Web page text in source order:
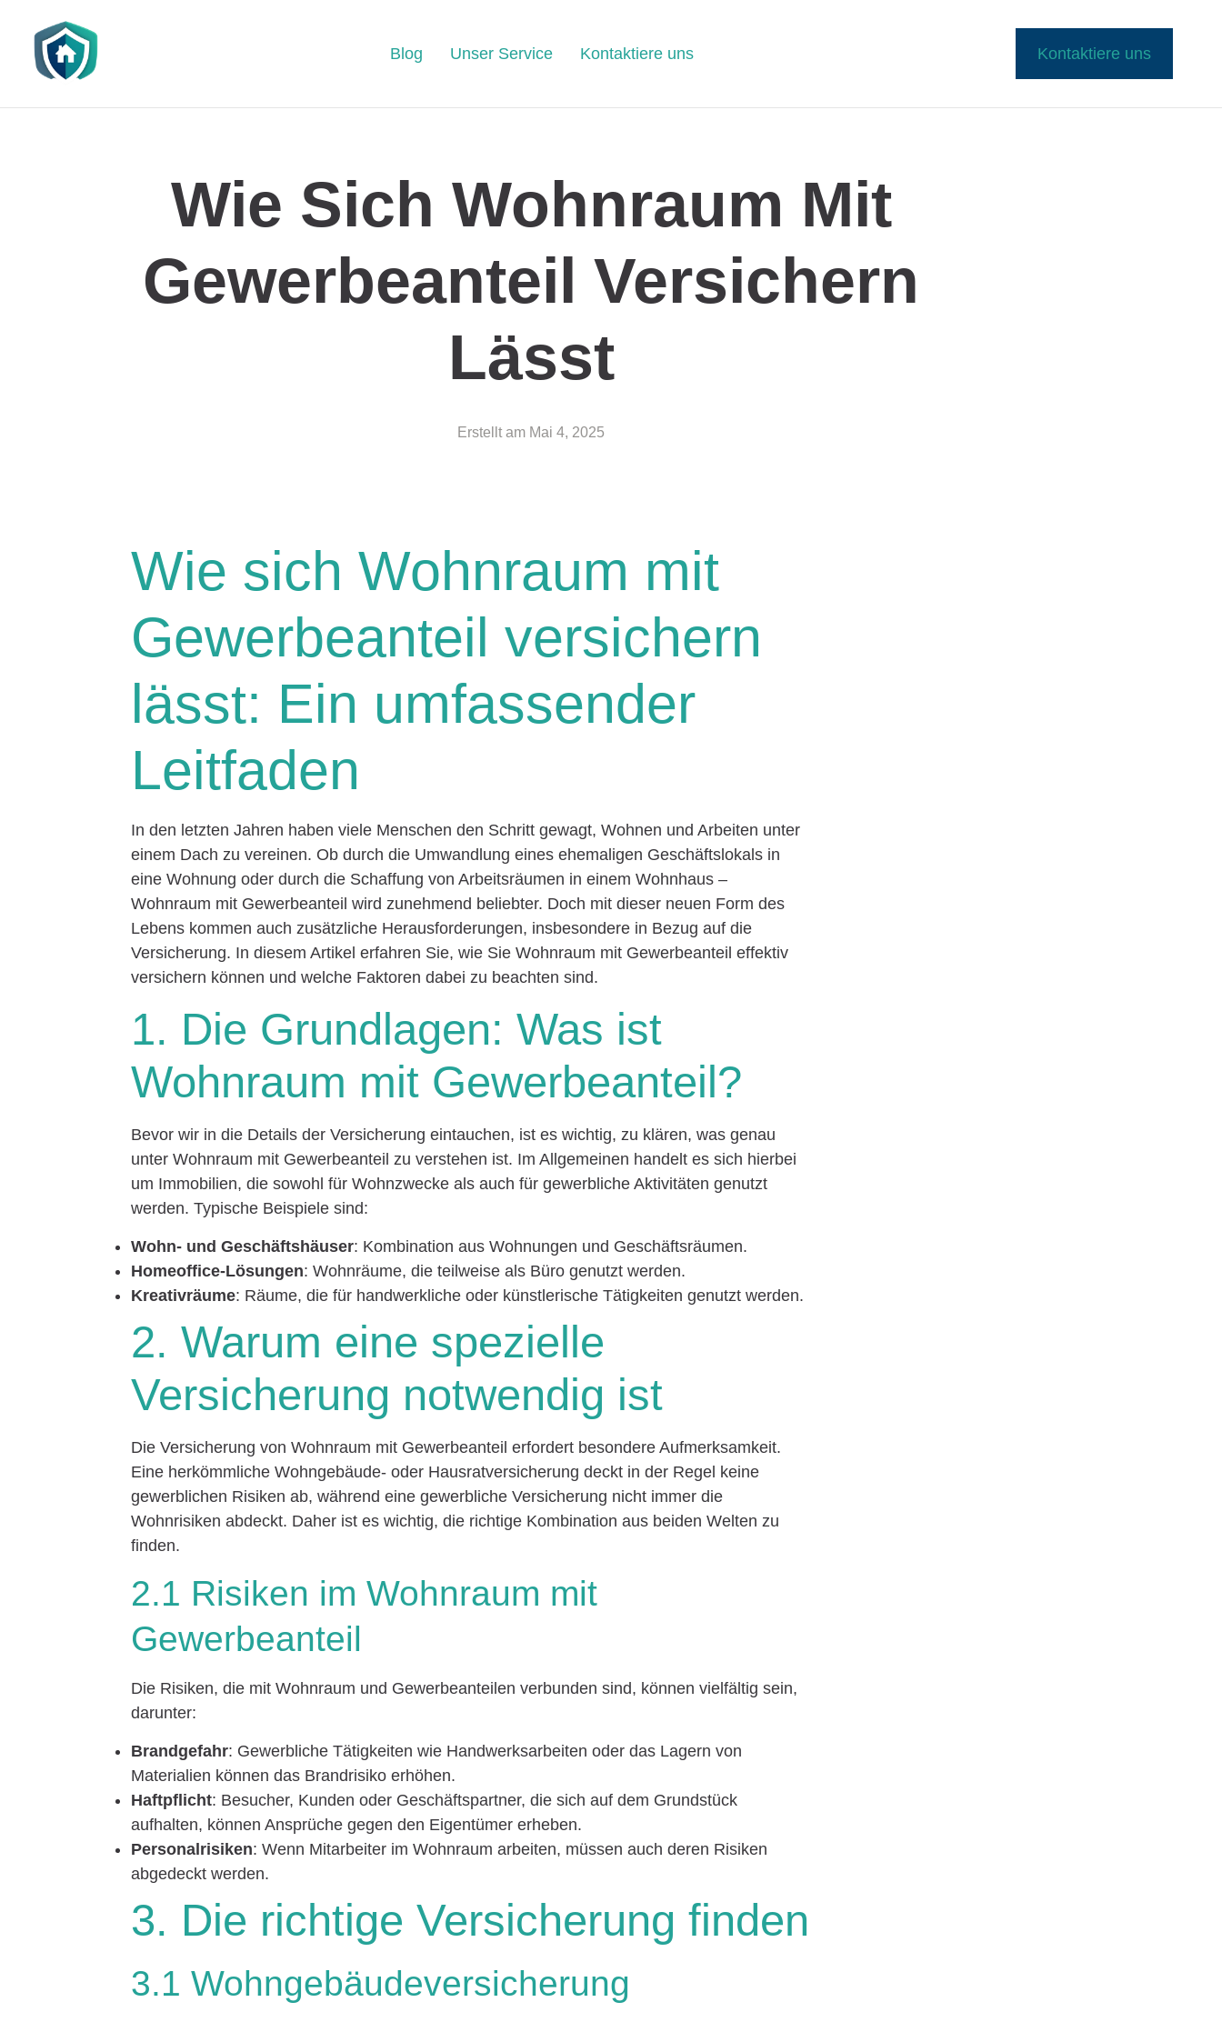
Blog Unser Service Kontaktiere uns Kontaktiere uns
Wie Sich Wohnraum Mit
Gewerbeanteil Versichern
Lässt
Erstellt am Mai 4, 2025
Wie sich Wohnraum mit
Gewerbeanteil versichern
lässt: Ein umfassender
Leitfaden
In den letzten Jahren haben viele Menschen den Schritt gewagt, Wohnen und Arbeiten unter
einem Dach zu vereinen. Ob durch die Umwandlung eines ehemaligen Geschäftslokals in
eine Wohnung oder durch die Schaffung von Arbeitsräumen in einem Wohnhaus –
Wohnraum mit Gewerbeanteil wird zunehmend beliebter. Doch mit dieser neuen Form des
Lebens kommen auch zusätzliche Herausforderungen, insbesondere in Bezug auf die
Versicherung. In diesem Artikel erfahren Sie, wie Sie Wohnraum mit Gewerbeanteil effektiv
versichern können und welche Faktoren dabei zu beachten sind.
1. Die Grundlagen: Was ist
Wohnraum mit Gewerbeanteil?
Bevor wir in die Details der Versicherung eintauchen, ist es wichtig, zu klären, was genau
unter Wohnraum mit Gewerbeanteil zu verstehen ist. Im Allgemeinen handelt es sich hierbei
um Immobilien, die sowohl für Wohnzwecke als auch für gewerbliche Aktivitäten genutzt
werden. Typische Beispiele sind:
Wohn- und Geschäftshäuser: Kombination aus Wohnungen und Geschäftsräumen.
Homeoffice-Lösungen: Wohnräume, die teilweise als Büro genutzt werden.
Kreativräume: Räume, die für handwerkliche oder künstlerische Tätigkeiten genutzt werden.
2. Warum eine spezielle
Versicherung notwendig ist
Die Versicherung von Wohnraum mit Gewerbeanteil erfordert besondere Aufmerksamkeit.
Eine herkömmliche Wohngebäude- oder Hausratversicherung deckt in der Regel keine
gewerblichen Risiken ab, während eine gewerbliche Versicherung nicht immer die
Wohnrisiken abdeckt. Daher ist es wichtig, die richtige Kombination aus beiden Welten zu
finden.
2.1 Risiken im Wohnraum mit
Gewerbeanteil
Die Risiken, die mit Wohnraum und Gewerbeanteilen verbunden sind, können vielfältig sein,
darunter:
Brandgefahr: Gewerbliche Tätigkeiten wie Handwerksarbeiten oder das Lagern von
Materialien können das Brandrisiko erhöhen.
Haftpflicht: Besucher, Kunden oder Geschäftspartner, die sich auf dem Grundstück
aufhalten, können Ansprüche gegen den Eigentümer erheben.
Personalrisiken: Wenn Mitarbeiter im Wohnraum arbeiten, müssen auch deren Risiken
abgedeckt werden.
3. Die richtige Versicherung finden
3.1 Wohngebäudeversicherung